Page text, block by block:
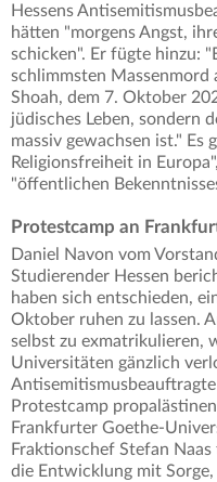
Hessens
hätten "morgens Angst,
schicken". Er fügte hinzu:
schlimmsten Massenmord
Shoah, dem 7. Oktober
jüdisches Leben, sondern
massiv gewachsen ist." Es
Religionsfreiheit in
"öffentlichen
Protestcamp an
Daniel Navon vom
Studierender Hessen
haben sich entschieden,
Oktober ruhen zu lassen.
selbst zu exmatrikulieren,
Universitäten gänzlich
Protestcamp
Frankfurter Goethe-
Fraktionschef Stefan
die Entwicklung mit